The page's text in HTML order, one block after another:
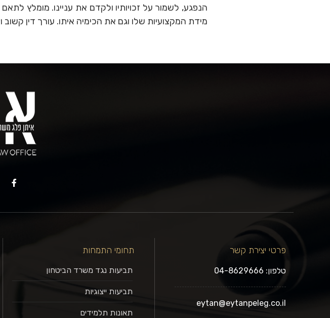
הנפגע, לשמור על זכויותיו ולקדם את עניינו. מומלץ
מידת המקצועיות שלו וגם את הכימיה איתו. עורך דין
פרטי יצירת קשר
טלפון: 04-8629666
eytan@eytanpeleg.co.il
תחומי התמחות
תביעות נגד משרד הביטחון
תביעות ייצוגיות
תאונות תלמידים